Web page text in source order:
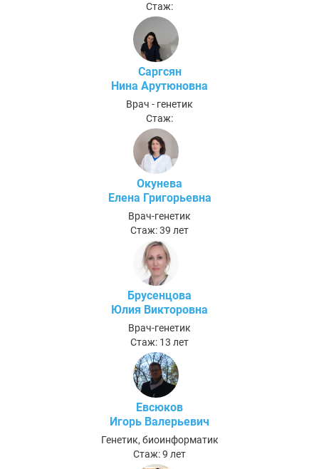
Стаж:
Саргсян
Нина Арутюновна
Врач - генетик
Стаж:
Окунева
Елена Григорьевна
Врач-генетик
Стаж: 39 лет
Брусенцова
Юлия Викторовна
Врач-генетик
Стаж: 13 лет
Евсюков
Игорь Валерьевич
Генетик, биоинформатик
Стаж: 9 лет